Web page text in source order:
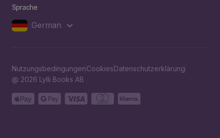
Sprache
German
NutzungsbedingungenCookiesDatenschutzerklärung
@ 2026 Lylli Books AB